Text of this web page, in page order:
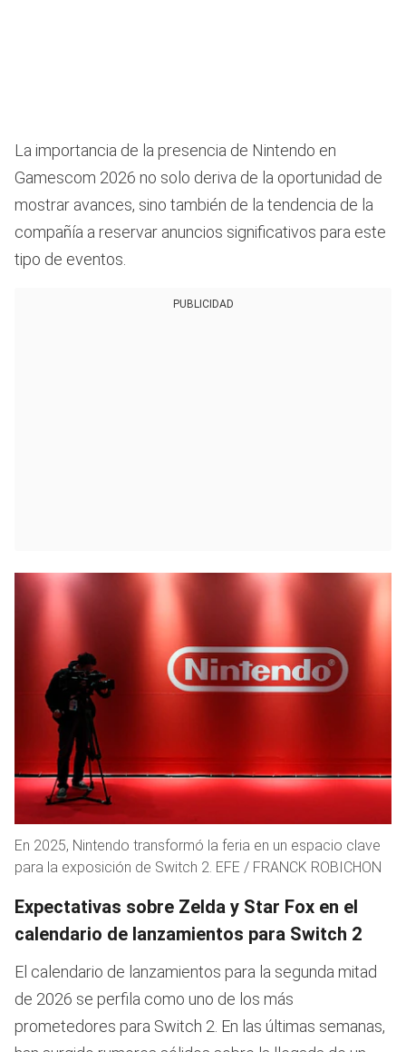
La importancia de la presencia de Nintendo en
Gamescom 2026 no solo deriva de la oportunidad de
mostrar avances, sino también de la tendencia de la
compañía a reservar anuncios significativos para este
tipo de eventos.
PUBLICIDAD
En 2025, Nintendo transformó la feria en un espacio clave
para la exposición de Switch 2. EFE / FRANCK ROBICHON
Expectativas sobre Zelda y Star Fox en el
calendario de lanzamientos para Switch 2
El calendario de lanzamientos para la segunda mitad
de 2026 se perfila como uno de los más
prometedores para Switch 2. En las últimas semanas,